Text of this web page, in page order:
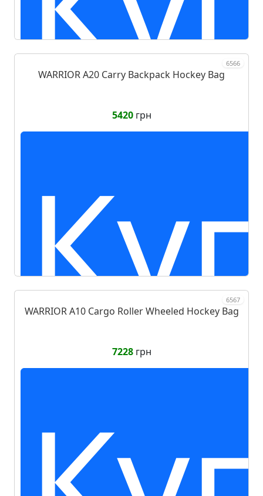
6566
WARRIOR A20 Carry Backpack Hockey Bag
5420грн
6567
WARRIOR A10 Cargo Roller Wheeled Hockey Bag
7228грн